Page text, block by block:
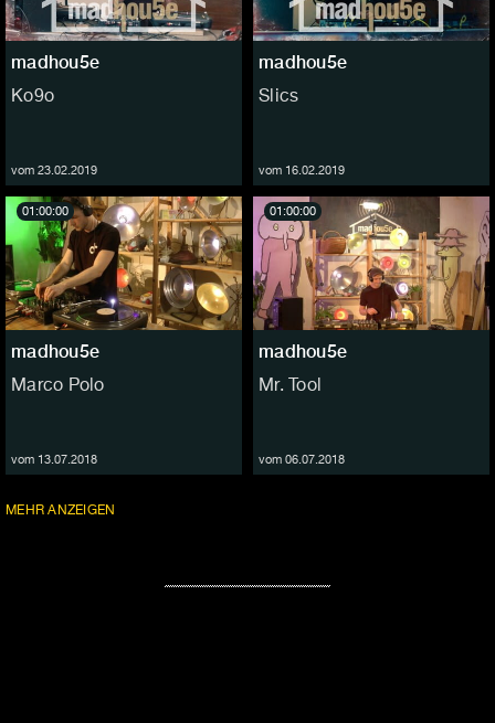
madhou5e
Ko9o
vom 23.02.2019
madhou5e
Slics
vom 16.02.2019
madhou5e
Marco Polo
vom 13.07.2018
01:00:00
madhou5e
Mr. Tool
vom 06.07.2018
01:00:00
MEHRFOLGEN
ANZEIGEN